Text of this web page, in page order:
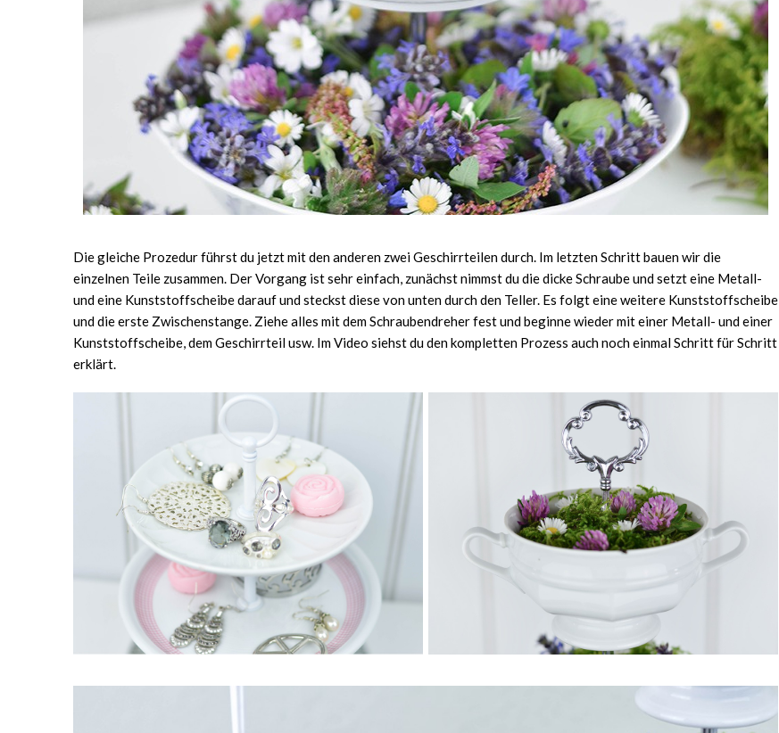
Die gleiche Prozedur führst du jetzt mit den anderen zwei Geschirrteilen durch. Im letzten Schritt bauen wir die
einzelnen Teile zusammen. Der Vorgang ist sehr einfach, zunächst nimmst du die dicke Schraube und setzt eine Metall-
und eine Kunststoffscheibe darauf und steckst diese von unten durch den Teller. Es folgt eine weitere Kunststoffscheibe
und die erste Zwischenstange. Ziehe alles mit dem Schraubendreher fest und beginne wieder mit einer Metall- und einer
Kunststoffscheibe, dem Geschirrteil usw. Im Video siehst du den kompletten Prozess auch noch einmal Schritt für Schritt
erklärt.